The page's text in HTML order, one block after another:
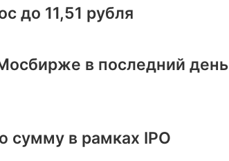
до 11,51 рубля
в последний день
сумму в рамках IPO